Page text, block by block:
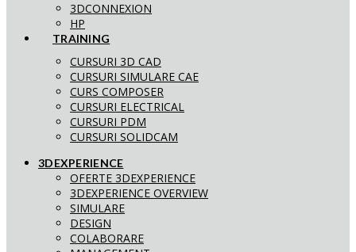
3DCONNEXION
HP
TRAINING
CURSURI 3D CAD
CURSURI SIMULARE CAE
CURS COMPOSER
CURSURI ELECTRICAL
CURSURI PDM
CURSURI SOLIDCAM
3DEXPERIENCE
OFERTE 3DEXPERIENCE
3DEXPERIENCE OVERVIEW
SIMULARE
DESIGN
COLABORARE